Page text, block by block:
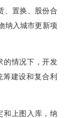
、置换、股份合
纳入城市更新项
的情况下，开发
建设和复合利
和上图入库，纳